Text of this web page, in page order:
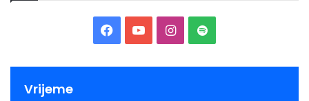
Facebook
YouTubeInstagram
Spotify
Vrijeme